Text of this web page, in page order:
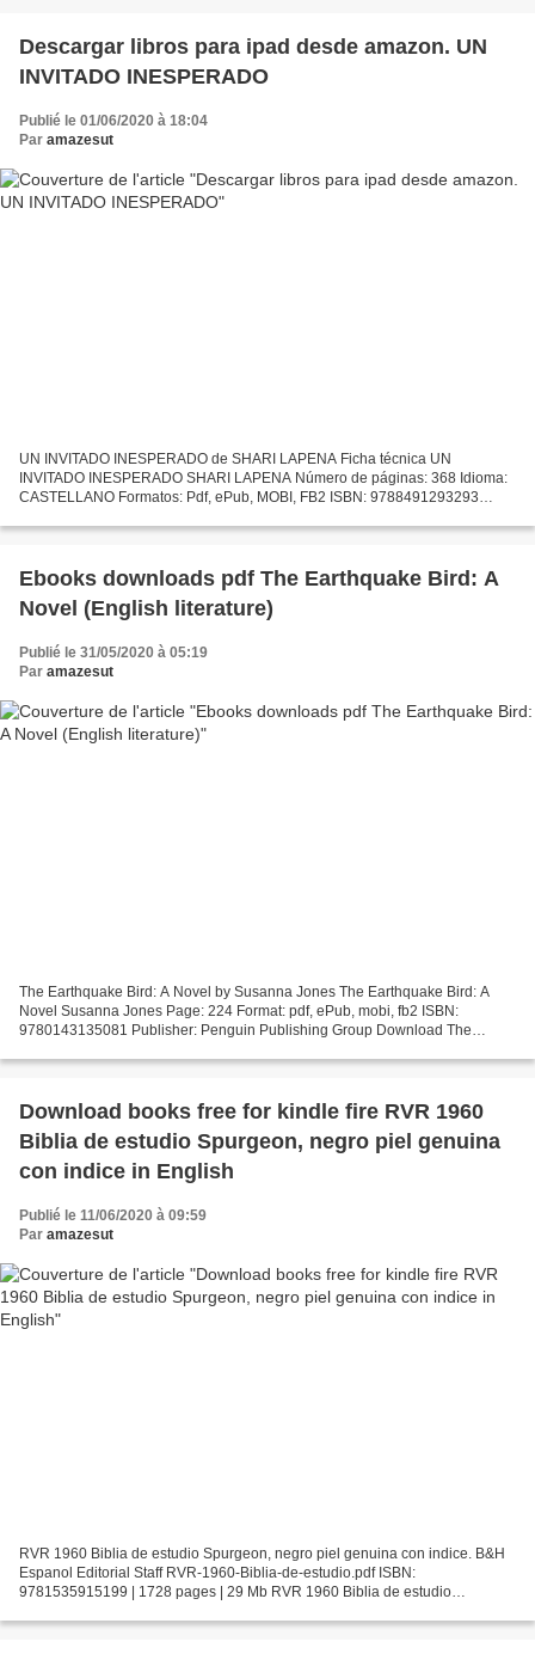
Descargar libros para ipad desde amazon. UN
INVITADO INESPERADO
Publié le 01/06/2020 à 18:04
Par amazesut
UN INVITADO INESPERADO de SHARI LAPENA Ficha técnica UN
INVITADO INESPERADO SHARI LAPENA Número de páginas: 368 Idioma:
CASTELLANO Formatos: Pdf, ePub, MOBI, FB2 ISBN: 9788491293293
Ebooks downloads pdf The Earthquake Bird: A
Novel (English literature)
Publié le 31/05/2020 à 05:19
Par amazesut
The Earthquake Bird: A Novel by Susanna Jones The Earthquake Bird: A
Novel Susanna Jones Page: 224 Format: pdf, ePub, mobi, fb2 ISBN:
9780143135081 Publisher: Penguin Publishing Group Download The
Download books free for kindle fire RVR 1960
Biblia de estudio Spurgeon, negro piel genuina
con indice in English
Publié le 11/06/2020 à 09:59
Par amazesut
RVR 1960 Biblia de estudio Spurgeon, negro piel genuina con indice. B&H
Espanol Editorial Staff RVR-1960-Biblia-de-estudio.pdf ISBN:
9781535915199 | 1728 pages | 29 Mb RVR 1960 Biblia de estudio